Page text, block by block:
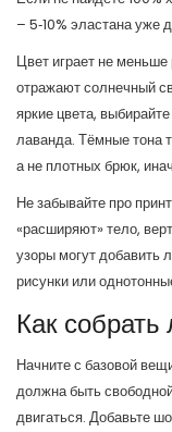
– 5‑10% эластана уже
Цвет играет не
отражают солнечный
яркие цвета,
лаванда. Тёмные тона
а не плотных брюк,
Не забывайте про
«расширяют» тело,
узоры могут
рисунки или
Как собрать
Начните с базовой
должна быть
двигаться. Добавьте